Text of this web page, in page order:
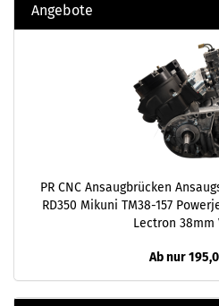
Angebote
PR CNC Ansaugbrücken
RD350 Mikuni TM38-157
Lectron 38mm
Ab nur